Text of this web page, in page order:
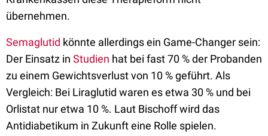
übernehmen.
Semaglutid könnte allerdings ein Game-Changer sein:
Der Einsatz in Studien hat bei fast 70 % der Probanden
zu einem Gewichtsverlust von 10 % geführt. Als
Vergleich: Bei Liraglutid waren es etwa 30 % und bei
Orlistat nur etwa 10 %. Laut Bischoff wird das
Antidiabetikum in Zukunft eine Rolle spielen.